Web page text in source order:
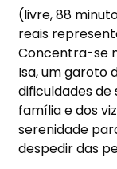
(livre, 88
reais
Concentra-se
Isa, um garoto
dificuldades de
família e dos
serenidade
despedir das